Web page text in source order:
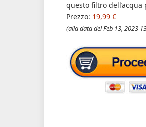
questo filtro
Prezzo: 19,99 €
(alla data del Feb 13, 2023